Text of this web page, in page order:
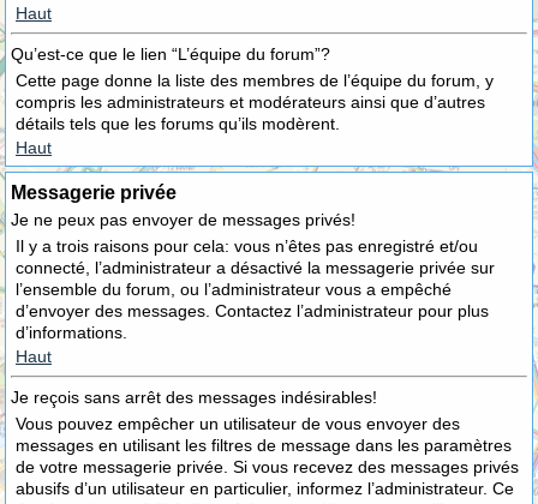
Haut
Qu’est-ce que le lien “L’équipe du forum”?
Cette page donne la liste des membres de l’équipe du forum, y
compris les administrateurs et modérateurs ainsi que d’autres
détails tels que les forums qu’ils modèrent.
Haut
Messagerie privée
Je ne peux pas envoyer de messages privés!
Il y a trois raisons pour cela: vous n’êtes pas enregistré et/ou
connecté, l’administrateur a désactivé la messagerie privée sur
l’ensemble du forum, ou l’administrateur vous a empêché
d’envoyer des messages. Contactez l’administrateur pour plus
d’informations.
Haut
Je reçois sans arrêt des messages indésirables!
Vous pouvez empêcher un utilisateur de vous envoyer des
messages en utilisant les filtres de message dans les paramètres
de votre messagerie privée. Si vous recevez des messages privés
abusifs d’un utilisateur en particulier, informez l’administrateur. Ce